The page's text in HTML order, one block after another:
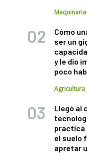
Cómo
ser un
y le dio
poco
Agricultura
Llegó al
práctica
el suelo
apretar